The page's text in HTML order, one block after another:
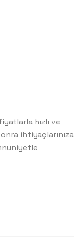
hızlı ve
ihtiyaçlarınıza